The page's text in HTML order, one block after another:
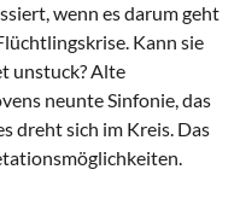
wenn es darum geht
Kann sie
unstuck? Alte
neunte Sinfonie, das
dreht sich im Kreis. Das